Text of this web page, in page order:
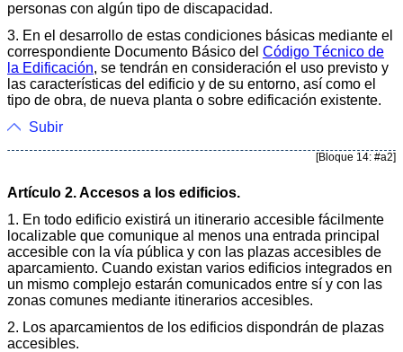
personas con algún tipo de discapacidad.
3. En el desarrollo de estas condiciones básicas mediante el
correspondiente Documento Básico del Código Técnico de
la Edificación, se tendrán en consideración el uso previsto y
las características del edificio y de su entorno, así como el
tipo de obra, de nueva planta o sobre edificación existente.
Subir
[Bloque 14: #a2]
Artículo 2. Accesos a los edificios.
1. En todo edificio existirá un itinerario accesible fácilmente
localizable que comunique al menos una entrada principal
accesible con la vía pública y con las plazas accesibles de
aparcamiento. Cuando existan varios edificios integrados en
un mismo complejo estarán comunicados entre sí y con las
zonas comunes mediante itinerarios accesibles.
2. Los aparcamientos de los edificios dispondrán de plazas
accesibles.